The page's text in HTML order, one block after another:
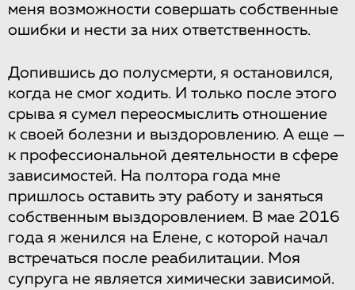
меня возможности совершать собственные
ошибки и нести за них ответственность.
Допившись до полусмерти, я остановился,
когда не смог ходить. И только после этого
срыва я сумел переосмыслить отношение
к своей болезни и выздоровлению. А еще —
к профессиональной деятельности в сфере
зависимостей. На полтора года мне
пришлось оставить эту работу и заняться
собственным выздоровлением. В мае 2016
года я женился на Елене, с которой начал
встречаться после реабилитации. Моя
супруга не является химически зависимой.